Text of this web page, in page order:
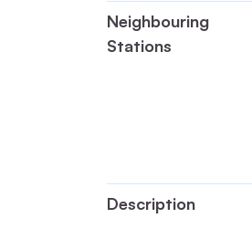
Neighbouring
Stations
Description